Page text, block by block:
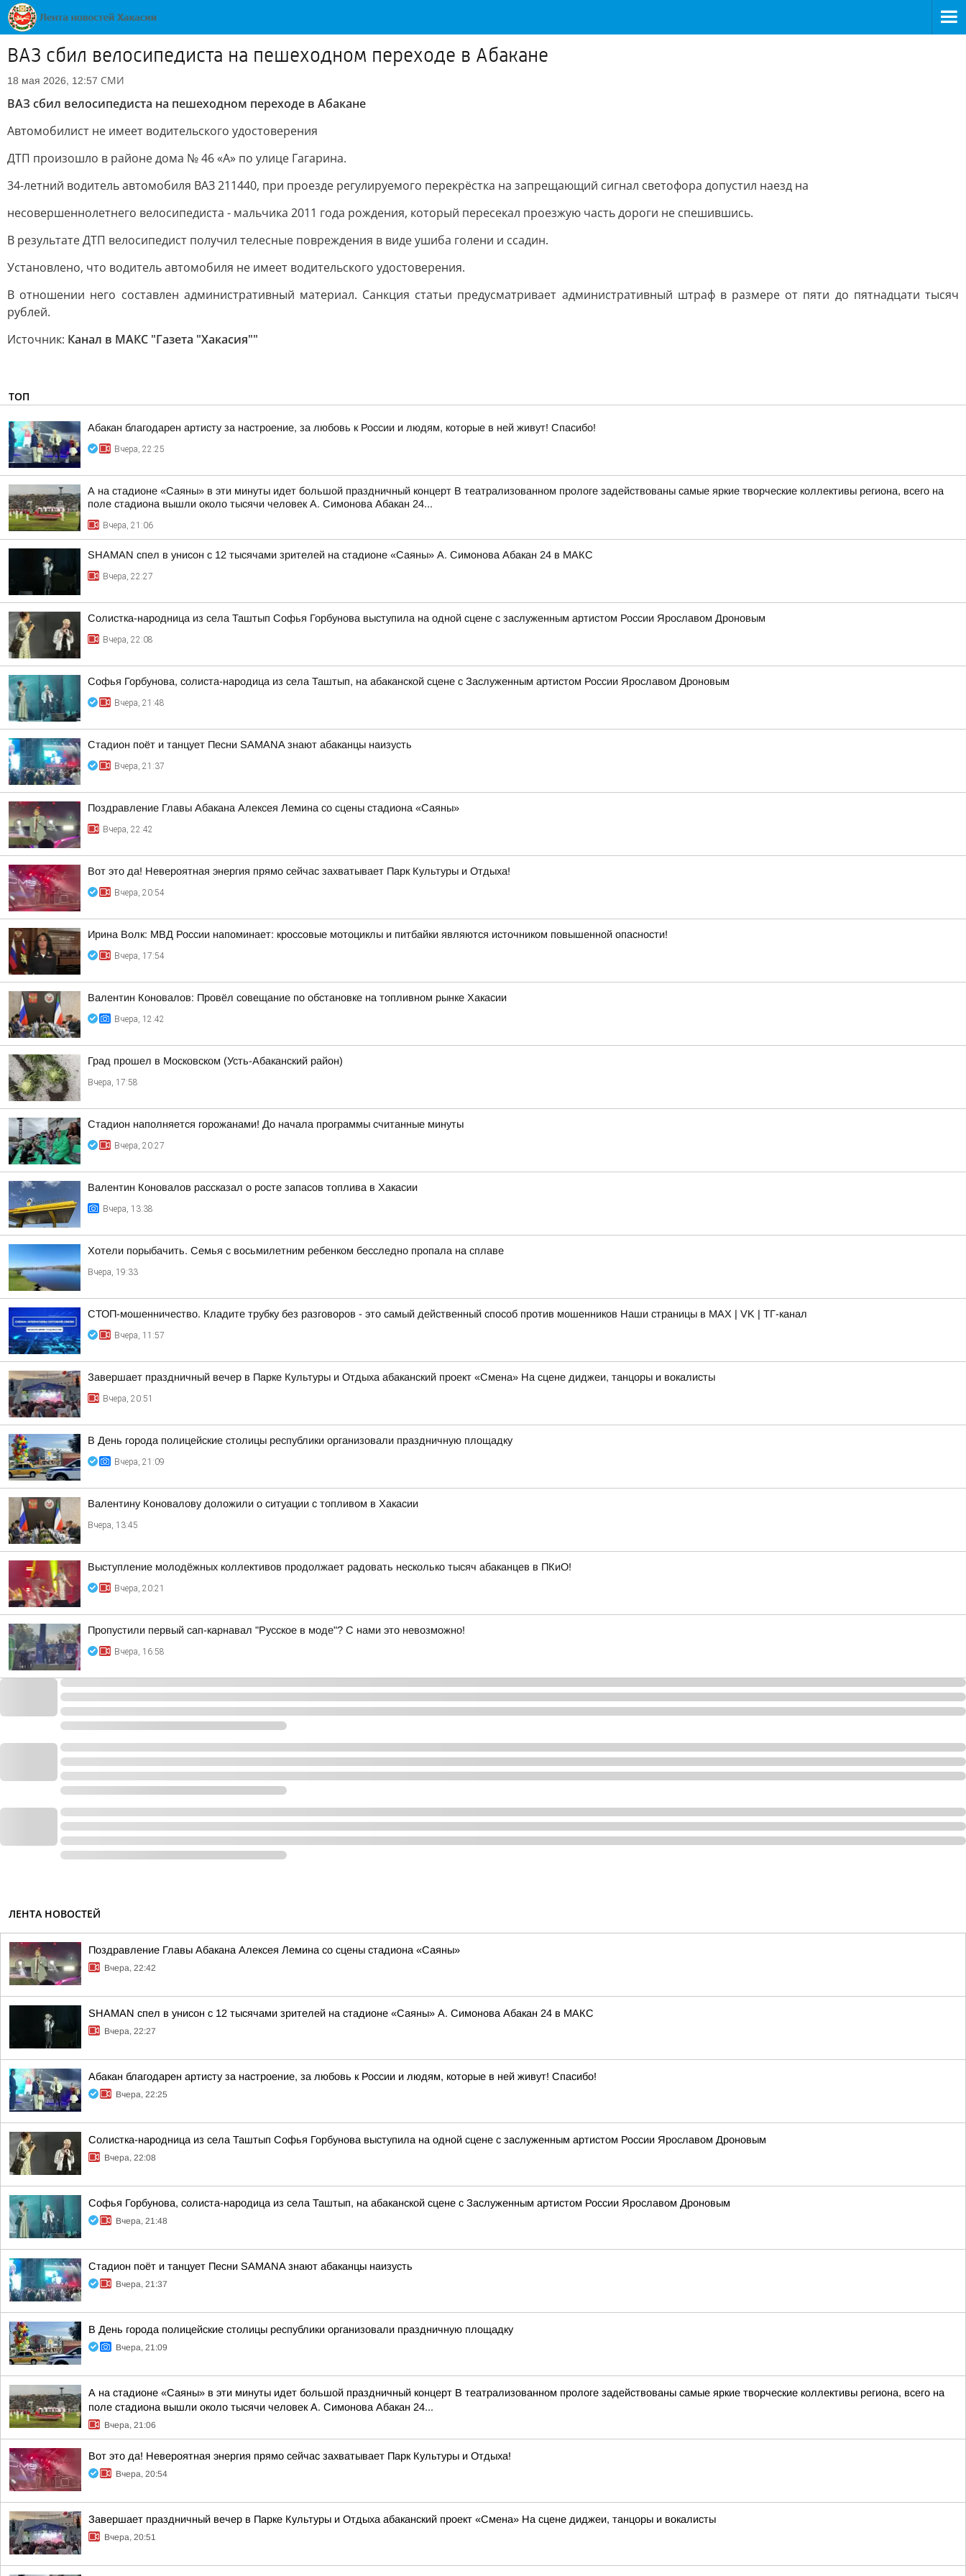
ВАЗ сбил велосипедиста на пешеходном переходе в Абакане
18 мая 2026, 12:57 СМИ
ВАЗ сбил велосипедиста на пешеходном переходе в Абакане
Автомобилист не имеет водительского удостоверения
ДТП произошло в районе дома № 46 «А» по улице Гагарина.
34-летний водитель автомобиля ВАЗ 211440, при проезде регулируемого перекрёстка на запрещающий сигнал светофора допустил наезд на
несовершеннолетнего велосипедиста - мальчика 2011 года рождения, который пересекал проезжую часть дороги не спешившись.
В результате ДТП велосипедист получил телесные повреждения в виде ушиба голени и ссадин.
Установлено, что водитель автомобиля не имеет водительского удостоверения.
В отношении него составлен административный материал. Санкция статьи предусматривает административный штраф в размере от пяти до пятнадцати тысяч
рублей.
Источник: Канал в МАКС "Газета "Хакасия""
ТОП
Абакан благодарен артисту за настроение, за любовь к России и людям, которые в ней живут! Спасибо!
Вчера, 22:25
А на стадионе «Саяны» в эти минуты идет большой праздничный концерт В театрализованном прологе задействованы самые яркие творческие коллективы региона, всего на
поле стадиона вышли около тысячи человек А. Симонова Абакан 24...
Вчера, 21:06
SHAMAN спел в унисон с 12 тысячами зрителей на стадионе «Саяны» А. Симонова Абакан 24 в МАКС
Вчера, 22:27
Солистка-народница из села Таштып Софья Горбунова выступила на одной сцене с заслуженным артистом России Ярославом Дроновым
Вчера, 22:08
Софья Горбунова, солиста-народица из села Таштып, на абаканской сцене с Заслуженным артистом России Ярославом Дроновым
Вчера, 21:48
Стадион поёт и танцует Песни SAMANA знают абаканцы наизусть
Вчера, 21:37
Поздравление Главы Абакана Алексея Лемина со сцены стадиона «Саяны»
Вчера, 22:42
Вот это да! Невероятная энергия прямо сейчас захватывает Парк Культуры и Отдыха!
Вчера, 20:54
Ирина Волк: МВД России напоминает: кроссовые мотоциклы и питбайки являются источником повышенной опасности!
Вчера, 17:54
Валентин Коновалов: Провёл совещание по обстановке на топливном рынке Хакасии
Вчера, 12:42
Град прошел в Московском (Усть-Абаканский район)
Вчера, 17:58
Стадион наполняется горожанами! До начала программы считанные минуты
Вчера, 20:27
Валентин Коновалов рассказал о росте запасов топлива в Хакасии
Вчера, 13:38
Хотели порыбачить. Семья с восьмилетним ребенком бесследно пропала на сплаве
Вчера, 19:33
СТОП-мошенничество. Кладите трубку без разговоров - это самый действенный способ против мошенников Наши страницы в MAX | VK | ТГ-канал
Вчера, 11:57
Завершает праздничный вечер в Парке Культуры и Отдыха абаканский проект «Смена» На сцене диджеи, танцоры и вокалисты
Вчера, 20:51
В День города полицейские столицы республики организовали праздничную площадку
Вчера, 21:09
Валентину Коновалову доложили о ситуации с топливом в Хакасии
Вчера, 13:45
Выступление молодёжных коллективов продолжает радовать несколько тысяч абаканцев в ПКиО!
Вчера, 20:21
Пропустили первый сап-карнавал "Русское в моде"? С нами это невозможно!
Вчера, 16:58
ЛЕНТА НОВОСТЕЙ
Поздравление Главы Абакана Алексея Лемина со сцены стадиона «Саяны»
Вчера, 22:42
SHAMAN спел в унисон с 12 тысячами зрителей на стадионе «Саяны» А. Симонова Абакан 24 в МАКС
Вчера, 22:27
Абакан благодарен артисту за настроение, за любовь к России и людям, которые в ней живут! Спасибо!
Вчера, 22:25
Солистка-народница из села Таштып Софья Горбунова выступила на одной сцене с заслуженным артистом России Ярославом Дроновым
Вчера, 22:08
Софья Горбунова, солиста-народица из села Таштып, на абаканской сцене с Заслуженным артистом России Ярославом Дроновым
Вчера, 21:48
Стадион поёт и танцует Песни SAMANA знают абаканцы наизусть
Вчера, 21:37
В День города полицейские столицы республики организовали праздничную площадку
Вчера, 21:09
А на стадионе «Саяны» в эти минуты идет большой праздничный концерт В театрализованном прологе задействованы самые яркие творческие коллективы региона, всего на
поле стадиона вышли около тысячи человек А. Симонова Абакан 24...
Вчера, 21:06
Вот это да! Невероятная энергия прямо сейчас захватывает Парк Культуры и Отдыха!
Вчера, 20:54
Завершает праздничный вечер в Парке Культуры и Отдыха абаканский проект «Смена» На сцене диджеи, танцоры и вокалисты
Вчера, 20:51